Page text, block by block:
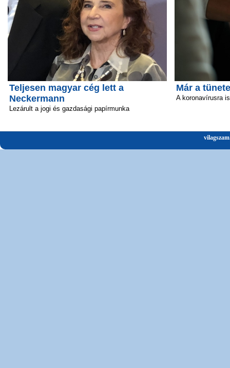
Teljesen magyar cég lett a
Neckermann
Lezárult a jogi és gazdasági papírmunka
Már a
A koronavírusra